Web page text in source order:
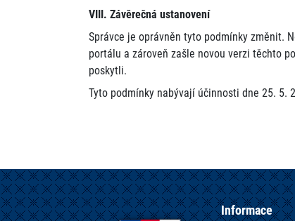
VIII. Závěrečná ustanovení
Správce je oprávněn tyto podmínky změnit.
portálu a zároveň zašle novou verzi těchto
poskytli.
Tyto podmínky nabývají účinnosti dne 25. 5.
Informace